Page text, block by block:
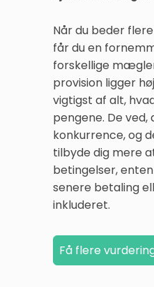
Når du beder
får du en
forskellige
provision ligger
vigtigst af alt,
pengene. De ved,
konkurrence, og
tilbyde dig mere
betingelser,
senere betaling
inkluderet.